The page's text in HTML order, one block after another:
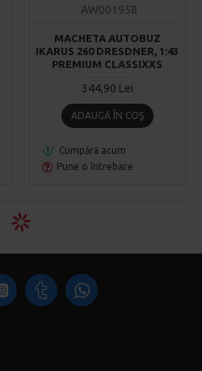
AW001958
MACHETA AUTOBUZ
IKARUS 260 DRESDNER, 1:43
PREMIUM CLASSIXXS
344,90 Lei
ADAUGĂ ÎN COŞ
Cumpără acum
Pune o întrebare